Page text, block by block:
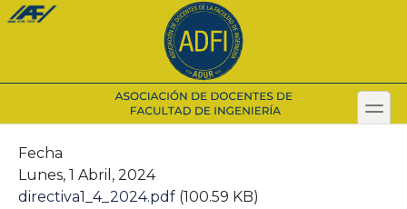
Pasar
toggle
Secondary menu
Fecha
Lunes, 1 Abril, 2024
directiva1_4_2024.pdf (100.59 KB)